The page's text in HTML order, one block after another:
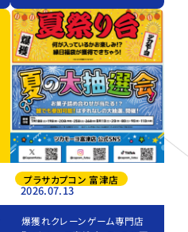
プラサカプコン 富津店
2026.07.13
爆獲れクレーンゲーム専門店